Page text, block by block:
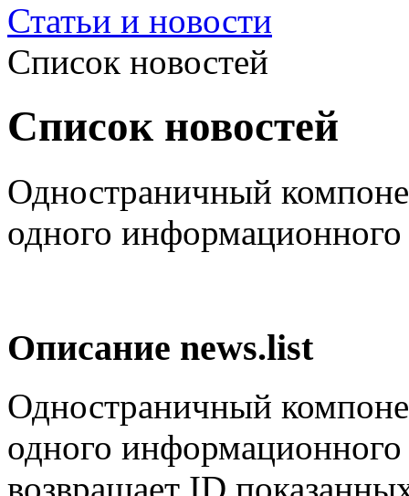
Статьи и новости
Список новостей
Список новостей
Одностраничный
одного информационного
Описание news.list
Одностраничный
одного информационного